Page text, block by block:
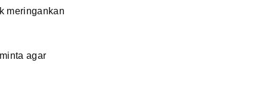
meringankan
agar